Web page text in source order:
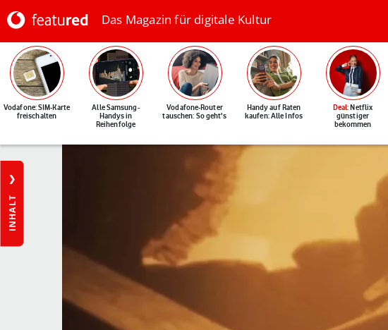
Das Magazin für digitale Kultur
Vodafone: SIM-Karte
freischalten
Alle Samsung-
Handys in
Reihenfolge
Vodafone-Router
tauschen: So geht's
Handy auf Raten
kaufen: Alle Infos
Deal: Netflix
günstiger
bekommen
INHALT